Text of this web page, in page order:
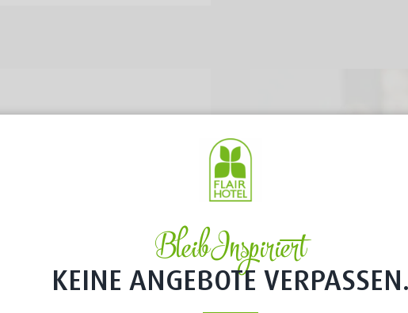
Bleib Inspiriert
KEINE ANGEBOTE